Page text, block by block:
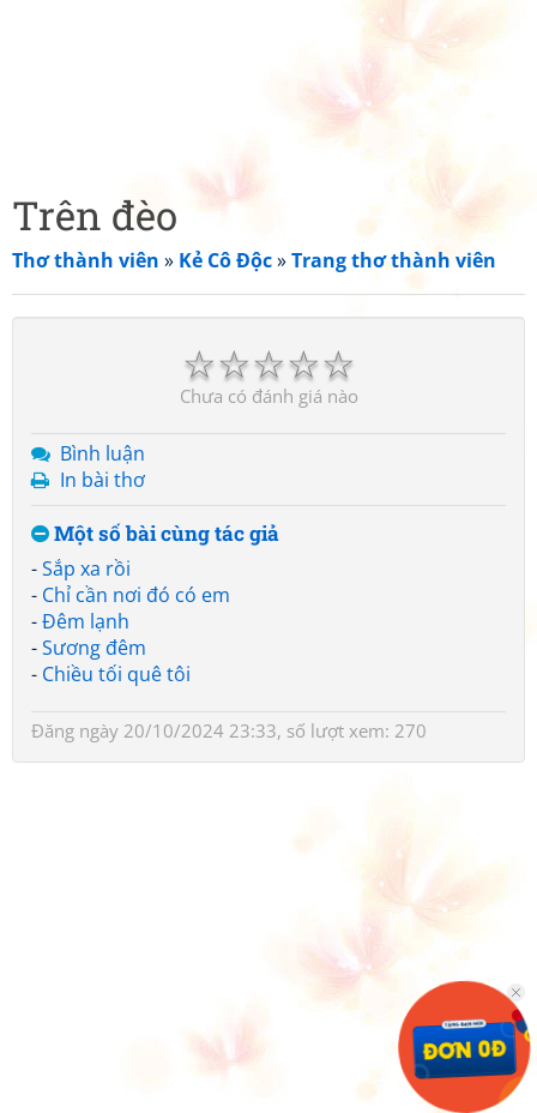
Trên đèo
Thơ thành viên » Kẻ Cô Độc»Trang thơ thành viên
☆
☆
☆
☆
☆
Chưa có đánh giá nào
Bình luận
In bài thơ
Một số bài cùng tác giả
-Sắp xa rồi
- Chỉ cần nơi đó có em
-Đêm lạnh
-Sương đêm
- Chiều tối quê tôi
Đăng ngày 20/10/2024 23:33, số lượt xem: 270